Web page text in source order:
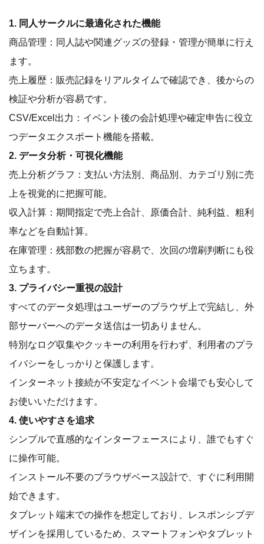
1. 同人サークルに最適化された機能
商品管理：同人誌や関連グッズの登録・管理が簡単に行え
ます。
売上履歴：販売記録をリアルタイムで確認でき、後からの
検証や分析が容易です。
CSV/Excel出力：イベント後の会計処理や確定申告に役立
つデータエクスポート機能を搭載。
2. データ分析・可視化機能
売上分析グラフ：支払い方法別、商品別、カテゴリ別に売
上を視覚的に把握可能。
収入計算：期間指定で売上合計、原価合計、純利益、粗利
率などを自動計算。
在庫管理：残部数の把握が容易で、次回の増刷判断にも役
立ちます。
3. プライバシー重視の設計
すべてのデータ処理はユーザーのブラウザ上で完結し、外
部サーバーへのデータ送信は一切ありません。
特別なログ収集やクッキーの利用を行わず、利用者のプラ
イバシーをしっかりと保護します。
インターネット接続が不安定なイベント会場でも安心して
お使いいただけます。
4. 使いやすさを追求
シンプルで直感的なインターフェースにより、誰でもすぐ
に操作可能。
インストール不要のブラウザベース設計で、すぐに利用開
始できます。
タブレット端末での操作を想定しており、レスポンシブデ
ザインを採用しているため、スマートフォンやタブレット